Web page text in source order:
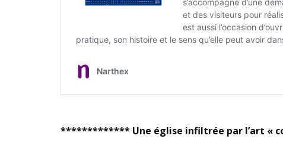
************* Une église infiltrée par l’art «